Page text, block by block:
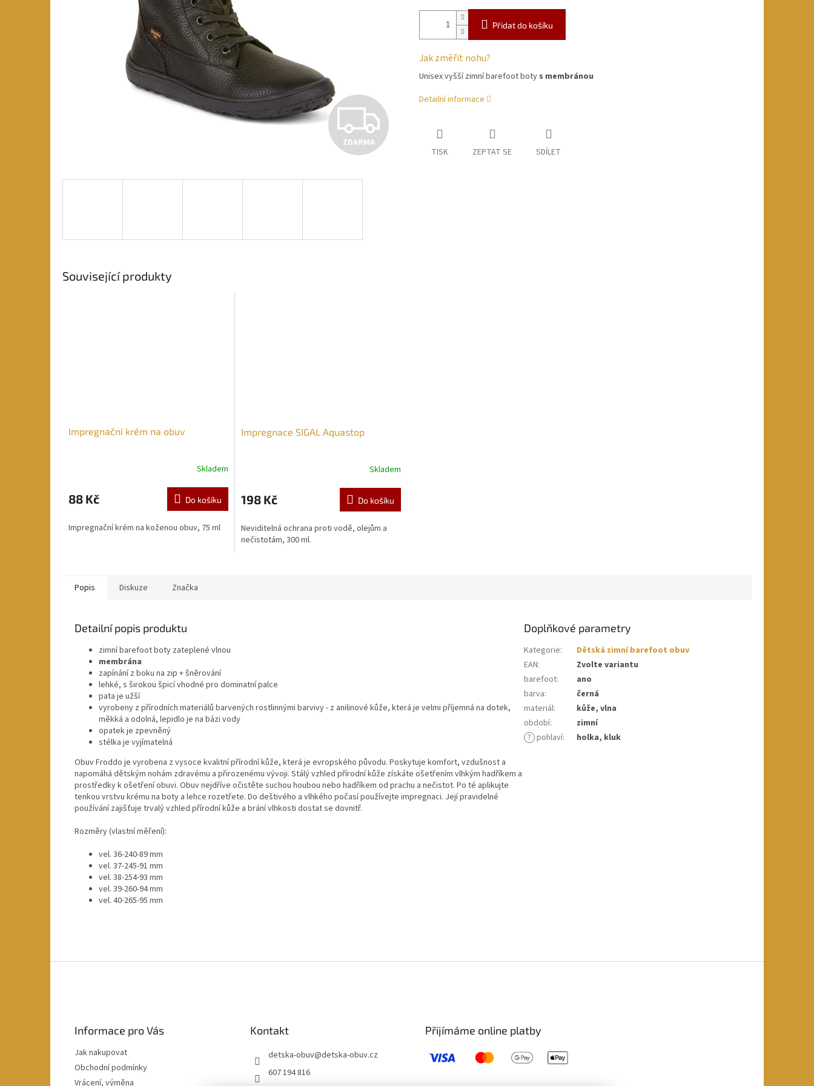
Z
ZDARMA
Přidat do košíku
Jak změřit nohu?
Unisex vyšší zimní barefoot boty s membránou
Detailní informace
TISK ZEPTAT SE SDÍLET
Související produkty
Impregnační krém na obuv
Skladem
88 Kč Do košíku
Impregnační krém na koženou obuv, 75 ml
Impregnace SIGAL Aquastop
Skladem
198 Kč Do košíku
Neviditelná ochrana proti vodě, olejům a
nečistotám, 300 ml.
Popis Diskuze Značka
Detailní popis produktu
zimní barefoot boty zateplené vlnou
membrána
zapínání z boku na zip + šněrování
lehké, s širokou špicí vhodné pro dominatní palce
pata je užší
vyrobeny z přírodních materiálů barvených rostlinnými barvivy - z anilinové kůže, která je velmi příjemná na dotek,
měkká a odolná, lepidlo je na bázi vody
opatek je zpevněný
stélka je vyjímatelná
Obuv Froddo je vyrobena z vysoce kvalitní přírodní kůže, která je evropského původu. Poskytuje komfort, vzdušnost a
napomáhá dětským nohám zdravému a přirozenému vývoji. Stálý vzhled přírodní kůže získáte ošetřením vlhkým hadříkem a
prostředky k ošetření obuvi. Obuv nejdříve očistěte suchou houbou nebo hadříkem od prachu a nečistot. Po té aplikujte
tenkou vrstvu krému na boty a lehce rozetřete. Do deštivého a vlhkého počasí používejte impregnaci. Její pravidelné
používání zajišťuje trvalý vzhled přírodní kůže a brání vlhkosti dostat se dovnitř.
Rozměry (vlastní měření):
vel. 36-240-89 mm
vel. 37-245-91 mm
vel. 38-254-93 mm
vel. 39-260-94 mm
vel. 40-265-95 mm
Doplňkové parametry
Kategorie:
Dětská zimní barefoot obuv
EAN:
Zvolte variantu
barefoot:
ano
barva:
černá
materiál:
kůže, vlna
období:
zimní
? pohlaví: holka, kluk
Informace pro Vás
Jak nakupovat
Obchodní podmínky
Vrácení, výměna
Kontakt
detska-obuv@detska-obuv.cz
607 194 816
Přijímáme online platby